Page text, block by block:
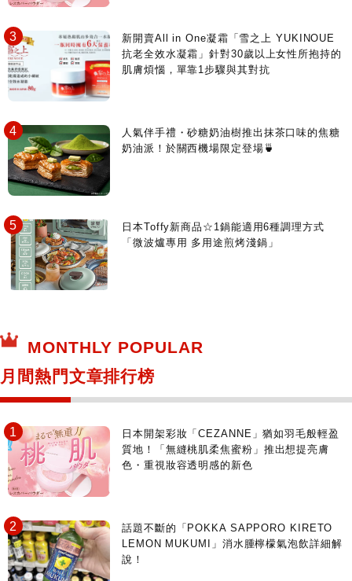
新開賣All in One凝霜「雪之上 YUKINOUE
抗老全效水凝霜」針對30歲以上女性所抱持的
肌膚煩惱，單靠1步驟與其對抗
人氣伴手禮・砂糖奶油樹推出抹茶口味的焦糖
奶油派！於關西機場限定登場🍵
日本Toffy新商品☆1鍋能適用6種調理方式
「微波爐專用 多用途煎烤淺鍋」
MONTHLY POPULAR
月間熱門文章排行榜
日本開架彩妝「CEZANNE」猶如羽毛般輕盈
質地！「無縫桃肌柔焦蜜粉」推出想提亮膚
色・重視妝容透明感的新色
話題不斷的「POKKA SAPPORO KIRETO
LEMON MUKUMI」消水腫檸檬氣泡飲詳細解
說！